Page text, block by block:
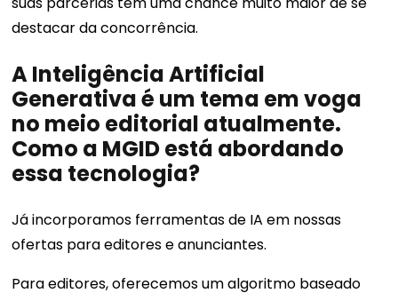
destacar da concorrência.
A Inteligência Artificial
Generativa é um tema em voga
no meio editorial atualmente.
Como a MGID está abordando
essa tecnologia?
Já incorporamos ferramentas de IA em nossas
ofertas para editores e anunciantes.
Para editores, oferecemos um algoritmo baseado